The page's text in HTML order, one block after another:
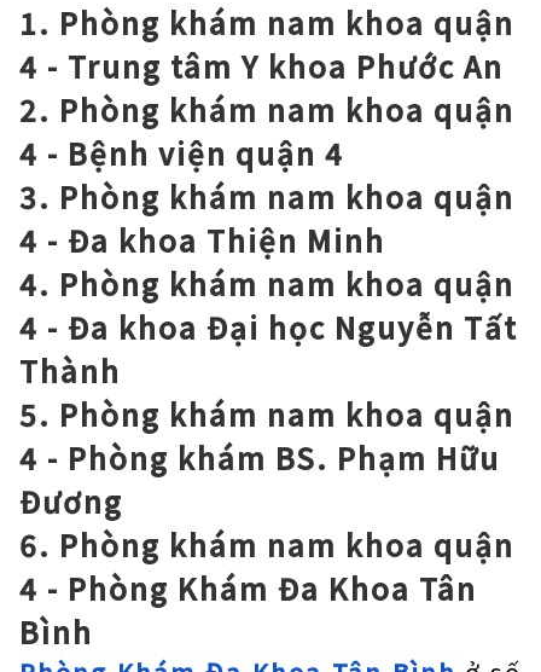
1. Phòng khám nam khoa quận
4 - Trung tâm Y khoa Phước An
2. Phòng khám nam khoa quận
4 - Bệnh viện quận 4
3. Phòng khám nam khoa quận
4 - Đa khoa Thiện Minh
4. Phòng khám nam khoa quận
4 - Đa khoa Đại học Nguyễn Tất
Thành
5. Phòng khám nam khoa quận
4 - Phòng khám BS. Phạm Hữu
Đương
6. Phòng khám nam khoa quận
4 - Phòng Khám Đa Khoa Tân
Bình